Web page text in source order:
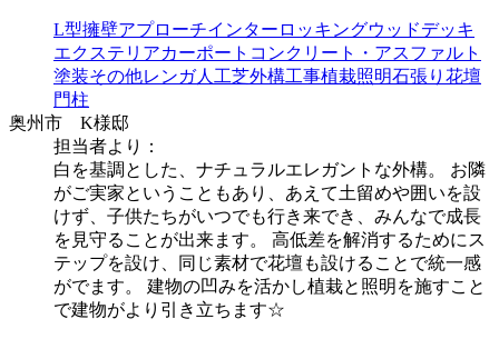
L型擁壁アプローチインターロッキングウッドデッキ
エクステリアカーポート コンクリート・アスファルト
塗装その他レンガ人工芝外構工事植栽照明石張り 花壇
門柱
奥州市 K様邸
担当者より：
白を基調とした、ナチュラルエレガントな外構。 お隣
がご実家ということもあり、あえて土留めや囲いを設
けず、子供たちがいつでも行き来でき、みんなで成長
を見守ることが出来ます。 高低差を解消するためにス
テップを設け、同じ素材で花壇も設けることで統一感
がでます。 建物の凹みを活かし植栽と照明を施すこと
で建物がより引き立ちます☆